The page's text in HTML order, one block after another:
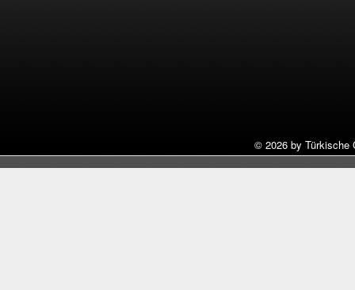
© 2026 by Türkische